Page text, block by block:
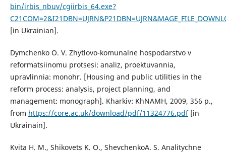
bin/irbis_nbuv/cgiirbis_64.exe?
[in Ukrainian].
Dymchenko O. V. Zhytlovo-komunalne hospodarstvo v
reformatsiinomu protsesi: analiz, proektuvannia,
upravlinnia: monohr. [Housing and public utilities in the
reform process: analysis, project planning, and
management: monograph]. Kharkiv: KhNAMH, 2009, 356 p.,
from https://core.ac.uk/download/pdf/11324776.pdf[in
Ukrainain].
Kvita H. M., Shikovets K. O., ShevchenkoA. S. Analitychne